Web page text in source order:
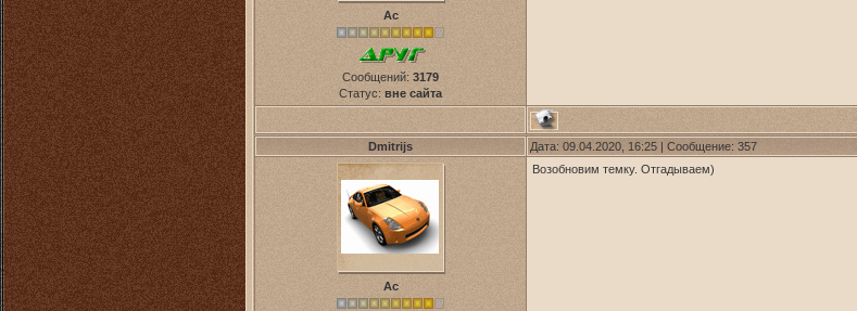
Ас
Сообщений: 3179
Статус: вне сайта
Dmitrijs Дата: 09.04.2020, 16:25 | Сообщение: 357
Ас
Возобновим темку. Отгадываем)